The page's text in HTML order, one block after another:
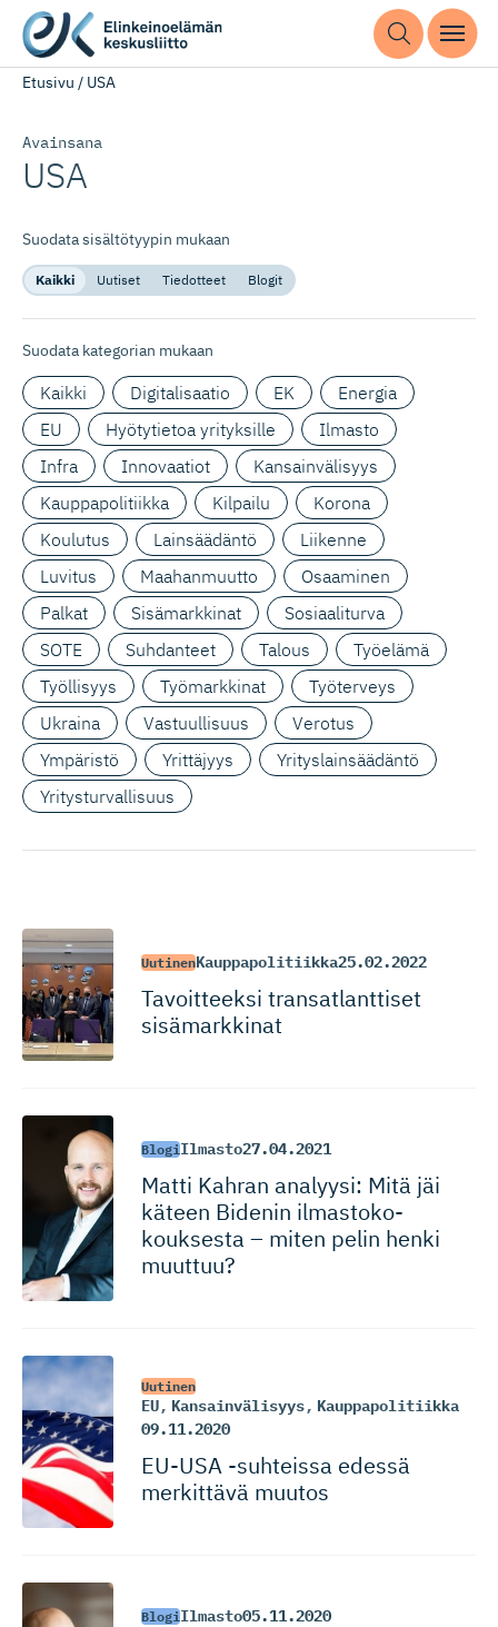
Etusivu / USA
Avainsana
USA
Suodata sisältötyypin mukaan
Kaikki Uutiset Tiedotteet Blogit
Suodata kategorian mukaan
Kaikki Digitalisaatio EK
Energia
EU
Hyötytietoa yrityksille
Ilmasto
Infra
Innovaatiot
Kansainvälisyys
Kauppapolitiikka
Kilpailu
Korona
Koulutus
Lainsäädäntö
Liikenne
Luvitus
Maahanmuutto
Osaaminen
Palkat
Sisämarkkinat
Sosiaaliturva
SOTE
Suhdanteet Talous
Työelämä
Työllisyys
Työmarkkinat
Työterveys
Ukraina
Vastuullisuus
Verotus
Ympäristö
Yrittäjyys
Yrityslainsäädäntö
Yritysturvallisuus
UutinenKauppapolitiikka25.02.2022
Tavoitteeksi transatlanttiset
sisämarkkinat
BlogiIlmasto27.04.2021
Matti Kahran analyysi: Mitä jäi
käteen Bidenin ilmastoko­
kouksesta – miten pelin henki
muuttuu?
Uutinen
EU, Kansainvälisyys, Kauppapolitiikka
09.11.2020
EU-USA -suhteissa edessä
merkittävä muutos
BlogiIlmasto05.11.2020